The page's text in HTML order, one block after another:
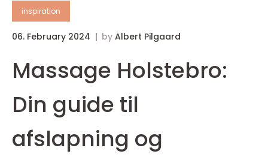
inspiration
06. February 2024 by Albert Pilgaard
Massage Holstebro:
Din guide til
afslapning og